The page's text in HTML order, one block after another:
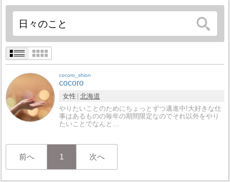
cocoro_shion
cocoro
女性 北海道
やりたいことのためにちょっとずつ邁進中!大好きな仕
事はあるものの毎年の期間限定なのでそれ以外をやり
たいことでなんと…
前へ 1 次へ